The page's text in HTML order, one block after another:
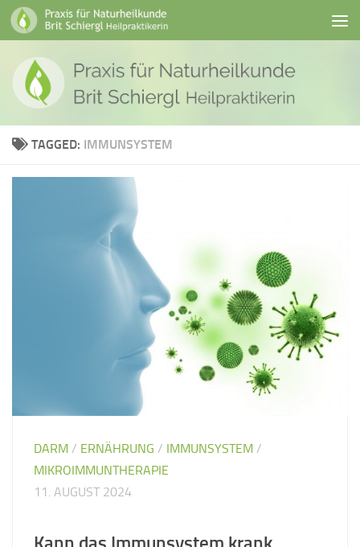
Skip to content
TAGGED: IMMUNSYSTEM
DARM / ERNÄHRUNG / IMMUNSYSTEM /
MIKROIMMUNTHERAPIE
11. AUGUST 2024